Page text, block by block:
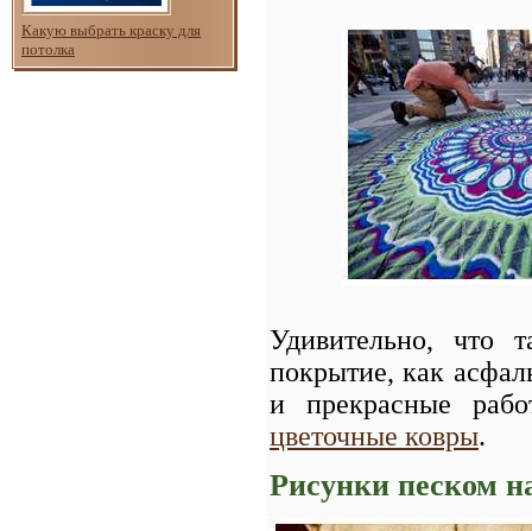
Какую выбрать краску для
потолка
Удивительно, что
покрытие, как
и прекрасные
цветочные ковры.
Рисунки песком